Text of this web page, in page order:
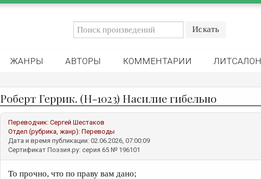
ЖАНРЫ АВТОРЫ КОММЕНТАРИИ ЛИТСАЛОН
Роберт Геррик. (Н-1023) Насилие гибельно
Переводчик: Сергей Шестаков
Отдел (рубрика, жанр): Переводы
Дата и время публикации: 02.06.2026, 07:00:09
Сертификат Поэзия.ру: серия 65 № 196101
То прочно, что по праву вам дано;